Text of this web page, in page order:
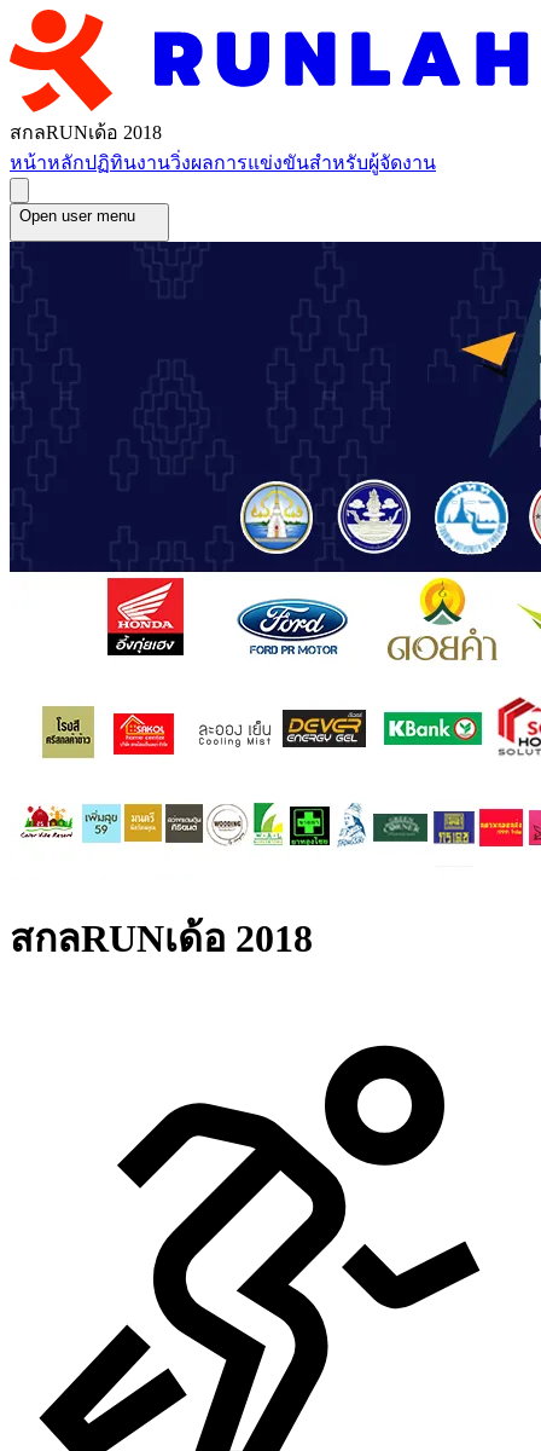
สกลRUNเด้อ 2018
หน้าหลักปฏิทินงานวิ่งผลการแข่งขันสำหรับผู้จัดงาน
Open user menu
สกลRUNเด้อ 2018